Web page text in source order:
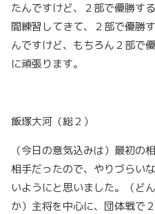
たんですけど、２部で優勝す
間練習してきて、２部で優勝
んですけど、もちろん２部で
に頑張ります。
飯塚大河（総２）
（今日の意気込みは）最初の
相手だったので、やりづらい
いようにと思いました。（ど
か）主将を中心に、団体戦で